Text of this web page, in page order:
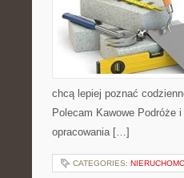
chcą lepiej poznać
Polecam Kawowe Podróże
opracowania […]
CATEGORIES: